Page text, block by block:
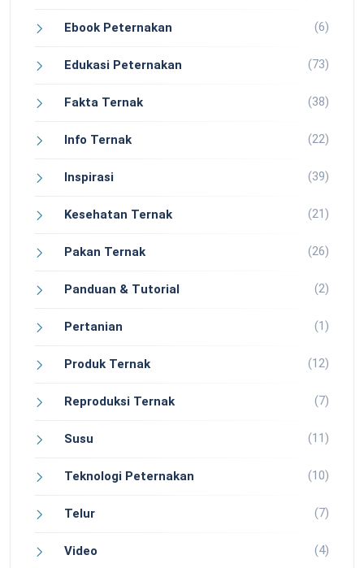
Ebook Peternakan (6)
Edukasi Peternakan (73)
Fakta Ternak (38)
Info Ternak (22)
Inspirasi (39)
Kesehatan Ternak (21)
Pakan Ternak (26)
Panduan & Tutorial (2)
Pertanian (1)
Produk Ternak (12)
Reproduksi Ternak (7)
Susu (11)
Teknologi Peternakan (10)
Telur (7)
Video (4)